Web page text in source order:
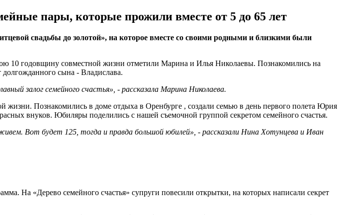
пары, которые прожили вместе от 5 до 65 лет
свадьбы до золотой», на которое вместе со своими родными и близкими были
10 годовщину совместной жизни отметили Марина и Илья Николаевы. Познакомились на
долгожданного сына - Владислава.
залог семейного счастья», - рассказала Марина Николаева.
Познакомились в доме отдыха в Оренбурге , создали семью в день первого полета Юрия
внуков. Юбиляры поделились с нашей съемочной группой секретом семейного счастья.
Вот будет 125, тогда и правда большой юбилей», - рассказали Нина Хотунцева и Иван
На «Дерево семейного счастья» супруги повесили открытки, на которых написали секрет